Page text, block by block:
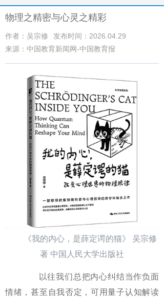
物理之精密与心灵之精彩
作者：吴宗修
发布时间：2026.04.29
来源：中国教育新闻网-中国教育报
《我的内心，是薛定谔的猫》 吴宗修
著 中国人民大学出版社
以往我们总把内心纠结当作负面
情绪，甚至自我否定，可用量子认知解读